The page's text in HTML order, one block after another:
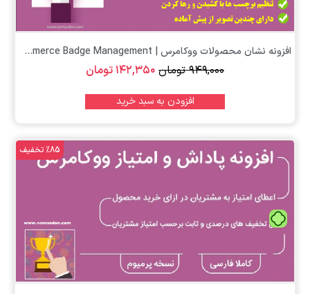
افزونه نشان محصولات ووکامرس | Yith WooCommerce Badge Management
۹۴۹,۰۰۰ تومان ۱۴۲,۳۵۰تومان
افزودن به سبد خرید
تومان
%85 تخفیف